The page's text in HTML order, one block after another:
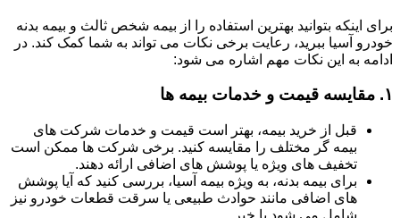
برای اینکه بتوانید بهترین استفاده را از بیمه شخص ثالث و بیمه بدنه
خودرو آسیا ببرید، رعایت برخی نکات می تواند به شما کمک کند. در
ادامه به این نکات مهم اشاره می شود:
۱. مقایسه قیمت و خدمات بیمه ها
قبل از خرید بیمه، بهتر است قیمت و خدمات شرکت های
بیمه گر مختلف را مقایسه کنید. برخی شرکت ها ممکن است
تخفیف های ویژه یا پوشش های اضافی ارائه دهند.
برای بیمه بدنه، به ویژه بیمه آسیا، بررسی کنید که آیا پوشش
های اضافی مانند حوادث طبیعی یا سرقت قطعات خودرو نیز
شامل می شود یا خیر.